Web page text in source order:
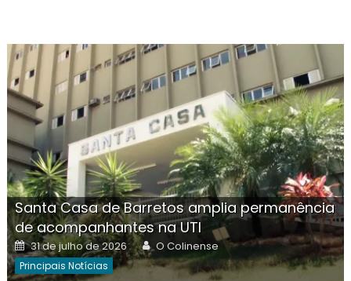
Santa Casa de Barretos amplia permanência
de acompanhantes na UTI
Posted
on
31 de julho de 2026 Author
O Colinense
Principais Notícias